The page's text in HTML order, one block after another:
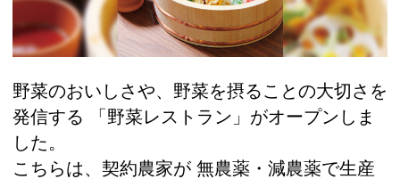
野菜のおいしさや、野菜を摂ることの大切さを
発信する 「野菜レストラン」がオープンしま
した。
こちらは、契約農家が 無農薬・減農薬で生産